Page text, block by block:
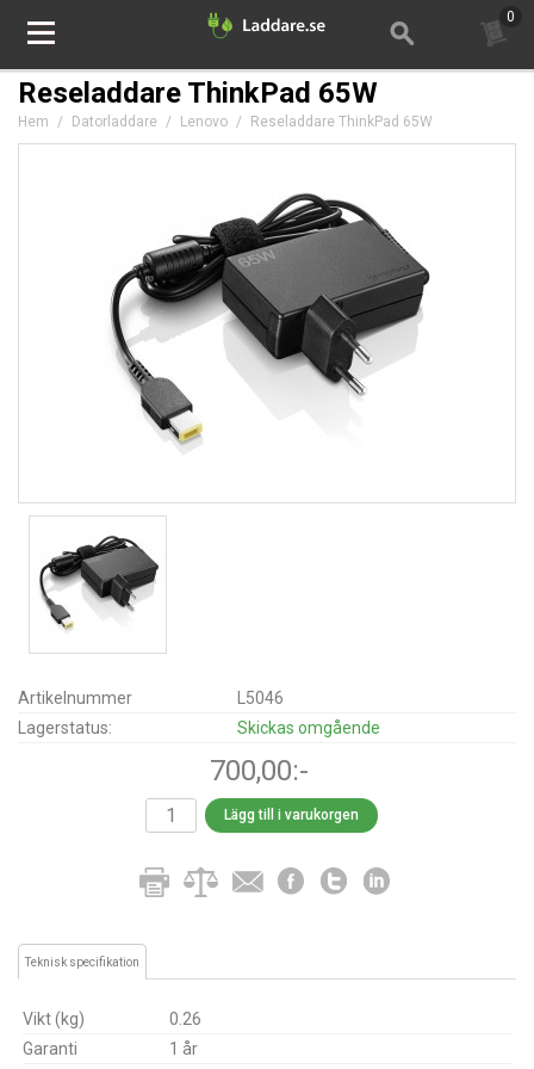
0
Reseladdare ThinkPad 65W
Hem / Datorladdare / Lenovo / Reseladdare ThinkPad 65W
Artikelnummer
L5046
Lagerstatus:
Skickas omgående
700,00:-
Lägg till i varukorgen
Teknisk specifikation
Vikt (kg)
0.26
Garanti
1 år